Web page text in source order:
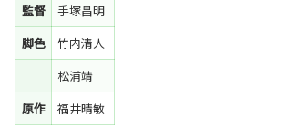
監督
手塚昌明
脚色
竹内清人
松浦靖
原作
福井晴敏